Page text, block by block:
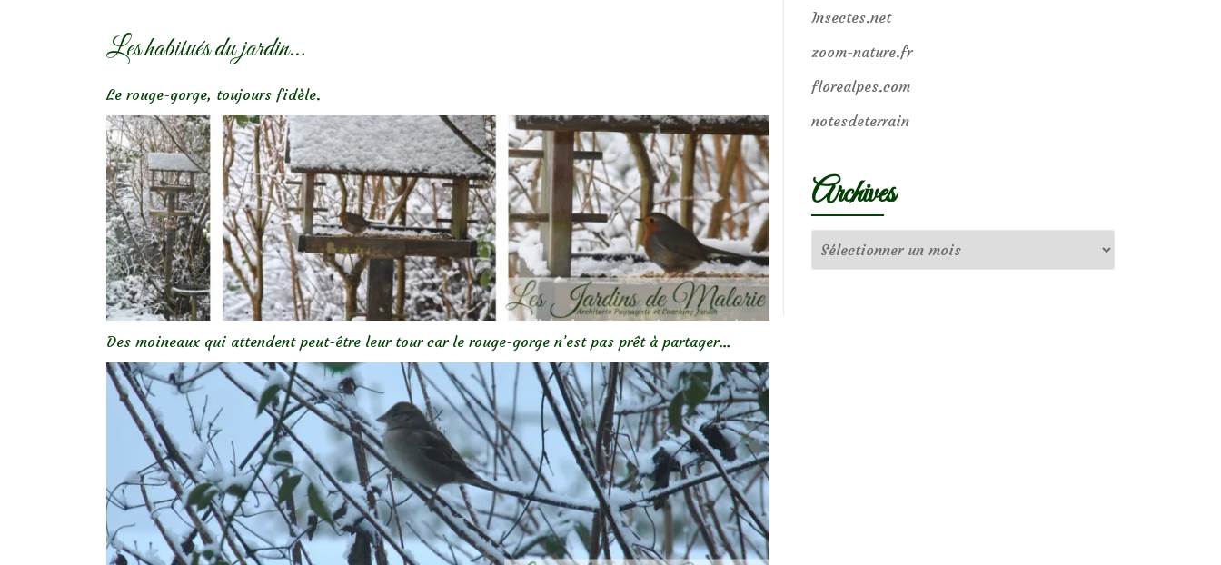
Les habitués du jardin…
Le rouge-gorge, toujours fidèle.
Des moineaux qui attendent peut-être leur tour car le rouge-gorge n’est pas prêt à partager…
Insectes.net
zoom-nature.fr
florealpes.com
notesdeterrain
Archives
Archives